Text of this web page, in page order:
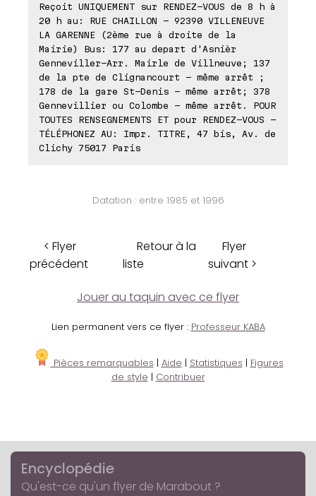
Reçoit UNIQUEMENT sur RENDEZ-VOUS de 8 h à
20 h au: RUE CHAILLON - 92390 VILLENEUVE
LA GARENNE (2ème rue à droite de la
Mairie) Bus: 177 au depart d'Asnièr
Genneviller-Arr. Mairle de Villneuve; 137
de la pte de Clignancourt - même arrêt ;
178 de la gare St-Denis - même arrêt; 378
Gennevillier ou Colombe - même arrêt. POUR
TOUTES RENSEGNEMENTS ET pour RENDEZ-VOUS -
TÉLÉPHONEZ AU: Impr. TITRE, 47 bis, Av. de
Clichy 75017 Paris
Datation : entre 1985 et 1996
< Flyer
précédent
Retour à la
liste
Flyer
suivant >
Jouer au taquin avec ce flyer
Lien permanent vers ce flyer : Professeur KABA
Pièces remarquables | Aide | Statistiques | Figures
de style | Contribuer
Encyclopédie
Qu'est-ce qu'un flyer de Marabout ?